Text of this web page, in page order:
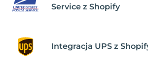
Service z Shopify
Integracja UPS z